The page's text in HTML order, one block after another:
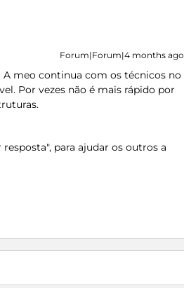
Forum|Forum|4 months ago
meo continua com os técnicos no
Por vezes não é mais rápido por
para ajudar os outros a